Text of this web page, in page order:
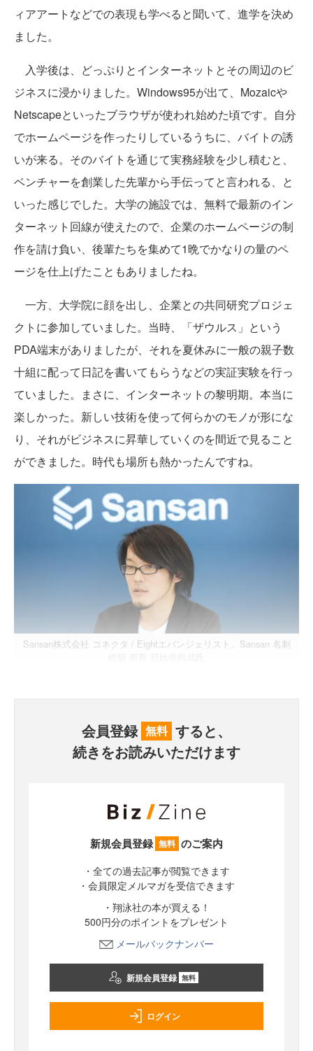
ィアアートなどでの表現も学べると聞いて、進学を決め
ました。
入学後は、どっぷりとインターネットとその周辺のビ
ジネスに浸かりました。Windows95が出て、Mozaicや
Netscapeといったブラウザが使われ始めた頃です。自分
でホームページを作ったりしているうちに、バイトの誘
いが来る。そのバイトを通じて実務経験を少し積むと、
ベンチャーを創業した先輩から手伝ってと言われる、と
いった感じでした。大学の施設では、無料で最新のイン
ターネット回線が使えたので、企業のホームページの制
作を請け負い、後輩たちを集めて1晩でかなりの量のペ
ージを仕上げたこともありましたね。
一方、大学院に顔を出し、企業との共同研究プロジェ
クトに参加していました。当時、「ザウルス」という
PDA端末がありましたが、それを夏休みに一般の親子数
十組に配って日記を書いてもらうなどの実証実験を行っ
ていました。まさに、インターネットの黎明期。本当に
楽しかった。新しい技術を使って何らかのモノが形にな
り、それがビジネスに昇華していくのを間近で見ること
ができました。時代も場所も熱かったんですね。
Sansan株式会社 コネクタ / Eightエバンジェリスト、Sansan 名刺
会員登録 無料 すると、
続きをお読みいただけます
新規会員登録 無料 のご案内
・全ての過去記事が閲覧できます
・会員限定メルマガを受信できます
・翔泳社の本が買える！
500円分のポイントをプレゼント
メールバックナンバー
新規会員登録 無料
ログイン